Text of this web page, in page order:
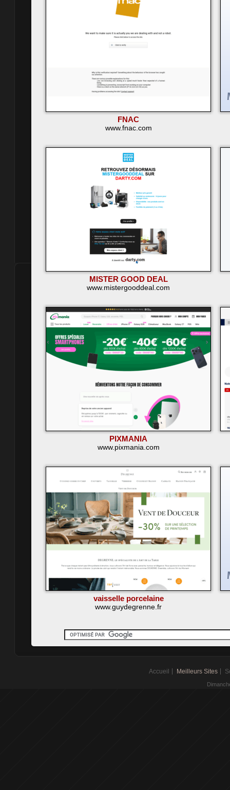
FNAC
www.fnac.com
MISTER GOOD DEAL
www.mistergooddeal.com
PIXMANIA
www.pixmania.com
vaisselle porcelaine
www.guydegrenne.fr
Accueil Meilleurs Sites